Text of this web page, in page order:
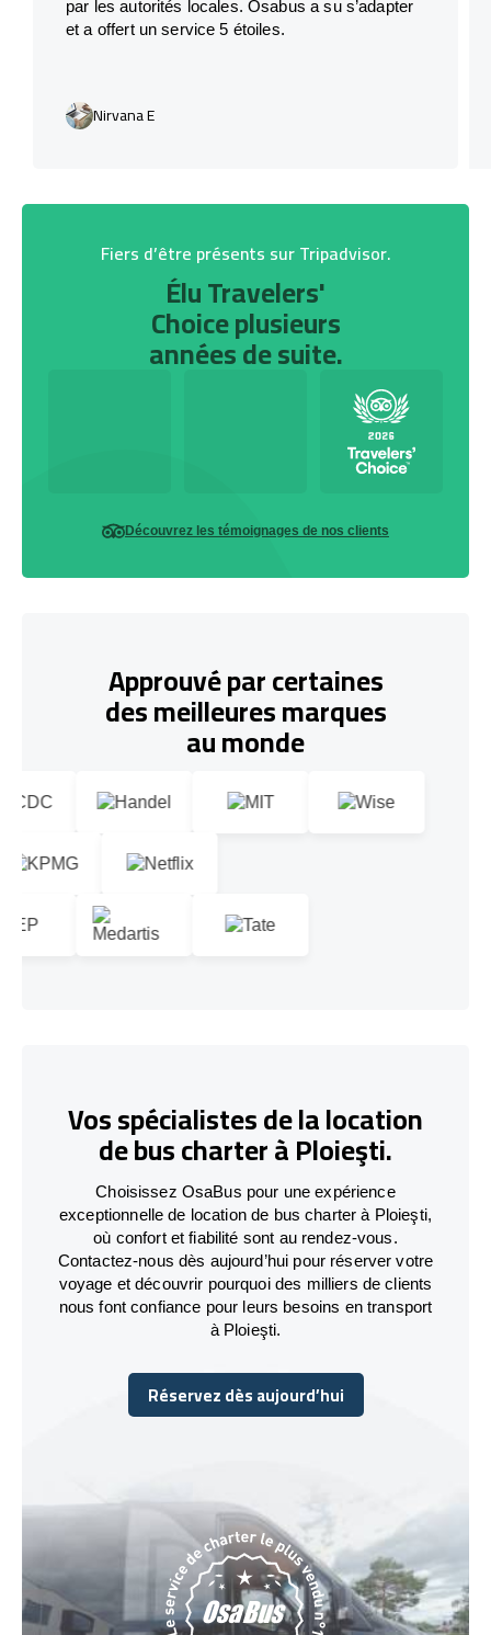
par les autorités locales. Osabus a su s’adapter
et a offert un service 5 étoiles.
Nirvana E
Fiers d’être présents sur Tripadvisor.
Élu Travelers'
Choice plusieurs
années de suite.
Découvrez les témoignages de nos clients
Approuvé par certaines
des meilleures marques
au monde
Vos spécialistes de la location
de bus charter à Ploieşti.
Choisissez OsaBus pour une expérience
exceptionnelle de location de bus charter à Ploieşti,
où confort et fiabilité sont au rendez-vous.
Contactez-nous dès aujourd’hui pour réserver votre
voyage et découvrir pourquoi des milliers de clients
nous font confiance pour leurs besoins en transport
à Ploieşti.
Réservez dès aujourd’hui
Réservez dès aujourd’hui